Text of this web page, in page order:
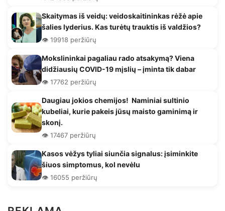
Skaitymas iš veidų: veidoskaitininkas rėžė apie
šalies lyderius. Kas turėtų trauktis iš valdžios?
👁️ 19918 peržiūrų
Mokslininkai pagaliau rado atsakymą? Viena
didžiausių COVID-19 mįslių – įminta tik dabar
👁️ 17762 peržiūrų
Daugiau jokios chemijos! Naminiai sultinio
kubeliai, kurie pakeis jūsų maisto gaminimą ir
skonį.
👁️ 17467 peržiūrų
Kasos vėžys tyliai siunčia signalus: įsiminkite
šiuos simptomus, kol nevėlu
👁️ 16055 peržiūrų